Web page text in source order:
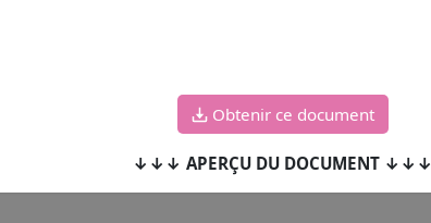
Obtenir ce document
↓↓↓ APERÇU DU DOCUMENT ↓↓↓